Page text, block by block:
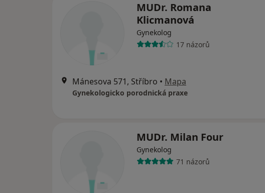
MUDr. Romana
Klicmanová
Gynekolog
17 názorů
Mánesova 571, Stříbro • Mapa
Gynekologicko porodnická praxe
MUDr. Milan Four
Gynekolog
71 názorů